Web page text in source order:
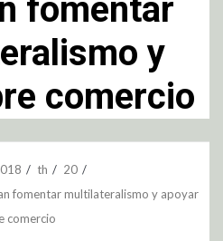
fomentar
y
comercio
th
20
fomentar multilateralismo y apoyar
comercio